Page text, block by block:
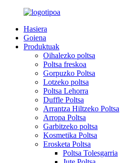
Hasiera
Goiena
Produktuak
Oihalezko poltsa
Poltsa freskoa
Gorpuzko Poltsa
Lotzeko poltsa
Poltsa Lehorra
Duffle Poltsa
Arrantza Hiltzeko Poltsa
Arropa Poltsa
Garbitzeko poltsa
Kosmetika Poltsa
Erosketa Poltsa
Poltsa Tolesgarria